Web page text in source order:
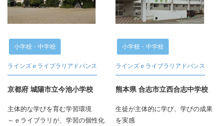
小学校・中学校
ラインズｅライブラリアドバンス
京都府 城陽市立今池小学校
主体的な学びを育む学習環境
～ｅライブラリが、学習の個性化
小学校・中学校
ラインズｅライブラリアドバンス
熊本県 合志市立西合志中学校
生徒が主体的に学び、学びの成果
を実感